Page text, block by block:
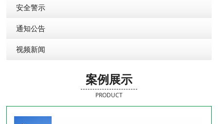
安全警示
通知公告
视频新闻
案例展示
PRODUCT